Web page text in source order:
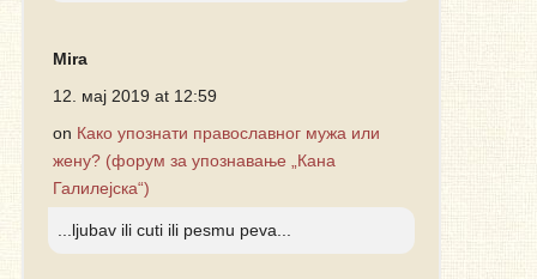
Mira
12. мај 2019 at 12:59
on Како упознати православног мужа или
жену? (форум за упознавање „Кана
Галилејска“)
...ljubav ili cuti ili pesmu peva...